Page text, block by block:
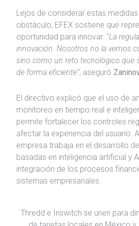
Lejos de considerar estas
obstáculo, EFEX sostiene que
oportunidad para innovar. “La
innovación. Nosotros no la vemos
sino como un reto tecnológico que
de forma eficiente”, aseguró
El directivo explicó que el uso de
monitoreo en tiempo real e
permite fortalecer los controles
afectar la experiencia del usuario.
empresa trabaja en el desarrollo
basadas en inteligencia artificial y
integración de los procesos
sistemas empresariales.
Thredd e Inswitch se unen para